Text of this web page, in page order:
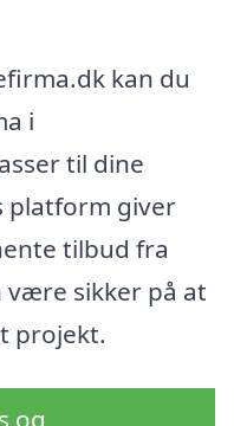
kan du
i
til dine
platform giver
tilbud fra
være sikker på at
projekt.
og